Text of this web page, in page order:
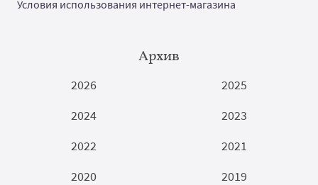
Условия использования интернет-магазина
Архив
2026
2025
2024
2023
2022
2021
2020
2019